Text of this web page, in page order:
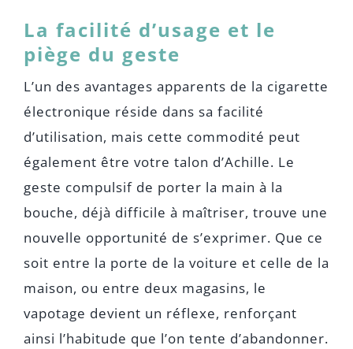
La facilité d’usage et le
piège du geste
L’un des avantages apparents de la cigarette
électronique réside dans sa facilité
d’utilisation, mais cette commodité peut
également être votre talon d’Achille. Le
geste compulsif de porter la main à la
bouche, déjà difficile à maîtriser, trouve une
nouvelle opportunité de s’exprimer. Que ce
soit entre la porte de la voiture et celle de la
maison, ou entre deux magasins, le
vapotage devient un réflexe, renforçant
ainsi l’habitude que l’on tente d’abandonner.